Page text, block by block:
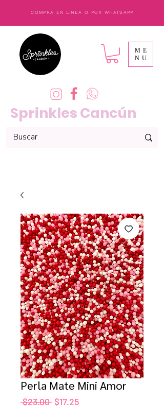
COMPRA EN LINEA O POR WHATSAPP
Sprinkles Cancún
ME
NU
Perla Mate Mini Amor
$23.00 Precio
$17.25Precio